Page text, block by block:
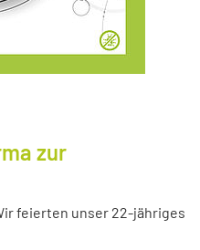
zur
feierten unser 22-jähriges